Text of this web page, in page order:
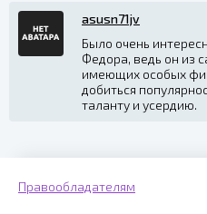
asusn71jv
Было очень
Федора, ведь он из
имеющих особых
добиться
таланту и усердию.
Правообладателям